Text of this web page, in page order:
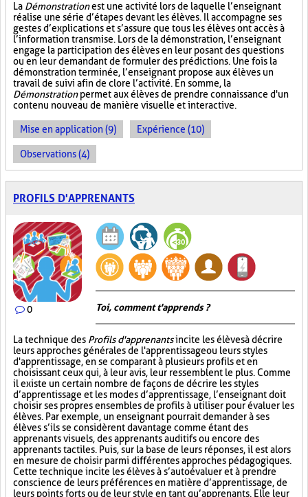
La Démonstrationest une activité lors de laquelle l’enseignant
réalise une série d’étapes devant les élèves. Il accompagne ses
gestes d’explications et s’assure que tous les élèves ont accès à
l’information transmise. Lors de la démonstration, l’enseignant
engage la participation des élèves en leur posant des questions
ou en leur demandant de formuler des prédictions. Une fois la
démonstration terminée, l’enseignant propose aux élèves un
travail de suivi afin de clore l’activité. En somme, la
Démonstrationpermet aux élèves de prendre connaissance d'un
contenu nouveau de manière visuelle et interactive.
Mise en application (9) Expérience (10)
Observations (4)
PROFILS D'APPRENANTS
0 Toi, comment t'apprends ?
La technique des Profils d'apprenantsincite les élèves à décrire
leurs approches générales de l'apprentissage ou leurs styles
d'apprentissage, en se comparant à plusieurs profils et en
choisissant ceux qui, à leur avis, leur ressemblent le plus. Comme
il existe un certain nombre de façons de décrire les styles
d’apprentissage et les modes d’apprentissage, l’enseignant doit
choisir ses propres ensembles de profils à utiliser pour évaluer les
élèves. Par exemple, un enseignant pourrait demander à ses
élèves s’ils se considèrent davantage comme étant des
apprenants visuels, des apprenants auditifs ou encore des
apprenants tactiles. Puis, sur la base de leurs réponses, il est alors
en mesure de choisir parmi différentes approches pédagogiques.
Cette technique incite les élèves à s’autoévaluer et à prendre
conscience de leurs préférences en matière d’apprentissage, de
leurs points forts ou de leur style en tant qu’apprenants. Elle leur